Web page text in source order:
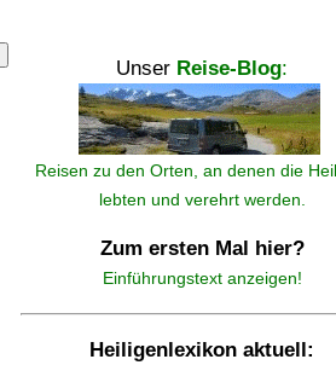
Unser Reise-Blog:
Reisen zu den Orten, an denen die
lebten und verehrt werden.
Zum ersten Mal hier?
Einführungstext anzeigen!
Heiligenlexikon aktuell: